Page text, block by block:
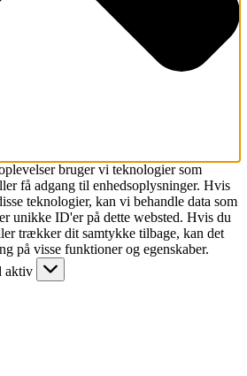
bruger vi teknologier som
få adgang til enhedsoplysninger. Hvis
teknologier, kan vi behandle data som
unikke ID'er på dette websted. Hvis du
trækker dit samtykke tilbage, kan det
på visse funktioner og egenskaber.
aktiv